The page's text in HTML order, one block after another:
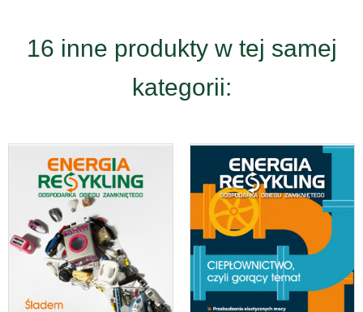
16 inne produkty w tej samej
kategorii: